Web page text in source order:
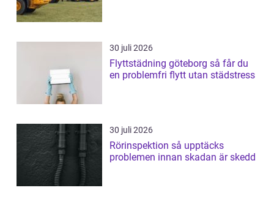
30 juli 2026
Flyttstädning göteborg så får du
en problemfri flytt utan städstress
30 juli 2026
Rörinspektion så upptäcks
problemen innan skadan är skedd